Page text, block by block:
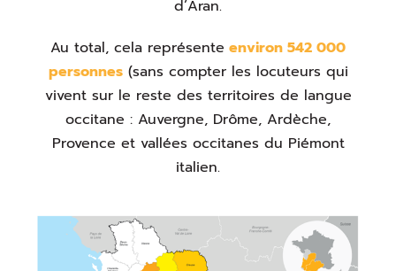
d’Aran.
Au total, cela représente environ 542 000
personnes(sans compter les locuteurs qui
vivent sur le reste des territoires de langue
occitane : Auvergne, Drôme, Ardèche,
Provence et vallées occitanes du Piémont
italien.